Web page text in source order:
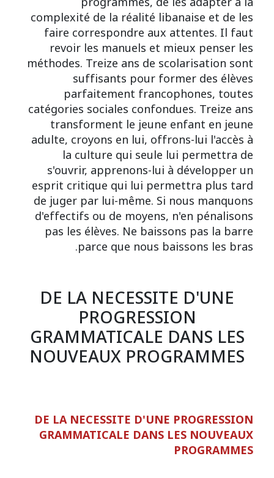
complexité de la réalité libanaise et de les
faire correspondre aux attentes. Il faut
revoir les manuels et mieux penser les
méthodes. Treize ans de scolarisation sont
suffisants pour former des élèves
parfaitement francophones, toutes
catégories sociales confondues. Treize ans
transforment le jeune enfant en jeune
adulte, croyons en lui, offrons-lui l'accès à
la culture qui seule lui permettra de
s'ouvrir, apprenons-lui à développer un
esprit critique qui lui permettra plus tard
de juger par lui-même. Si nous manquons
d'effectifs ou de moyens, n'en pénalisons
pas les élèves. Ne baissons pas la barre
parce que nous baissons les bras.
DE LA NECESSITE D'UNE
PROGRESSION
GRAMMATICALE DANS LES
NOUVEAUX PROGRAMMES
DE LA NECESSITE D'UNE PROGRESSION
GRAMMATICALE DANS LES NOUVEAUX
PROGRAMMES